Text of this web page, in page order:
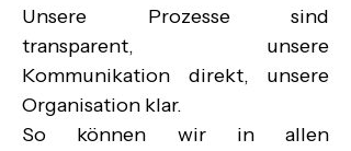
Unsere Prozesse sind
transparent, unsere
Kommunikation direkt, unsere
Organisation klar.
So können wir in allen